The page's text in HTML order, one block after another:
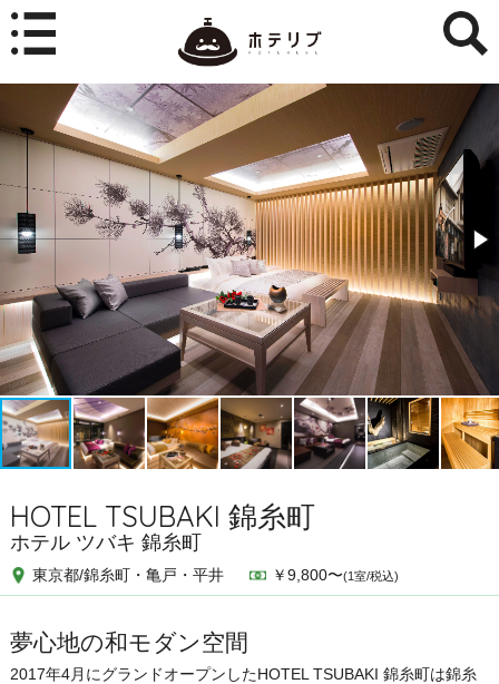
HOTEL TSUBAKI 錦糸町
ホテル ツバキ 錦糸町
東京都/錦糸町・亀戸・平井 ￥9,800〜(1室/税込)
夢心地の和モダン空間
2017年4月にグランドオープンしたHOTEL TSUBAKI 錦糸町は錦糸